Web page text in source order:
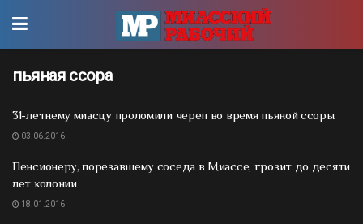
пьяная ссора
31-летнему миасцу проломили череп во время пьяной ссоры
03.06.2016
Пенсионеру, порезавшему соседа в Миассе, грозит до десяти
лет колонии
18.01.2016